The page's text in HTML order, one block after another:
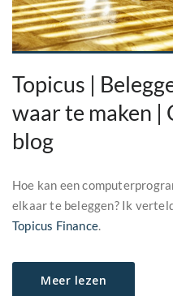
Topicus |
waar te maken |
blog
Hoe kan een
elkaar te beleggen? Ik
Topicus Finance.
Meer lezen